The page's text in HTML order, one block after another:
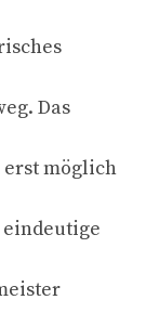
Das
erst möglich